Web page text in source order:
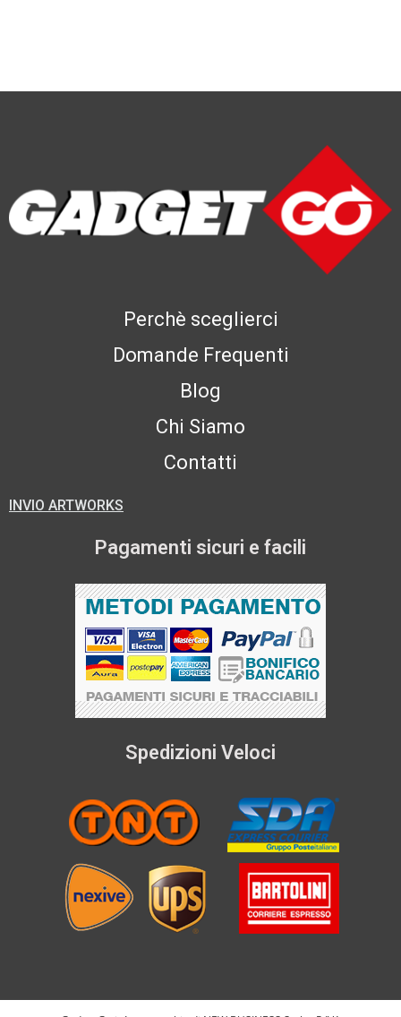
Perchè sceglierci
Domande Frequenti
Blog
Chi Siamo
Contatti
INVIO ARTWORKS
Pagamenti sicuri e facili
Spedizioni Veloci